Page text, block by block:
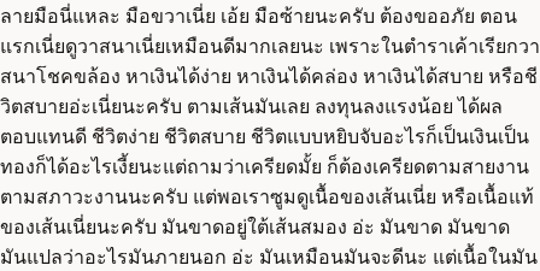
ลายมือนี่แหละ มือขวาเนี่ย เอ้ย มือซ้ายนะครับ ต้องขออภัย ตอน
แรกเนี่ยดูวาสนาเนี่ยเหมือนดีมากเลยนะ เพราะในตำราเค้าเรียกวา
สนาโชคขล้อง หาเงินได้ง่าย หาเงินได้คล่อง หาเงินได้สบาย หรือชี
วิตสบายอ่ะเนี่ยนะครับ ตามเส้นมันเลย ลงทุนลงแรงน้อย ได้ผล
ตอบแทนดี ชีวิตง่าย ชีวิตสบาย ชีวิตแบบหยิบจับอะไรก็เป็นเงินเป็น
ทองก็ได้อะไรเงี้ยนะแต่ถามว่าเครียดมั้ย ก็ต้องเครียดตามสายงาน
ตามสภาวะงานนะครับ แต่พอเราซูมดูเนื้อของเส้นเนี่ย หรือเนื้อแท้
ของเส้นเนี่ยนะครับ มันขาดอยู่ใต้เส้นสมอง อ่ะ มันขาด มันขาด
มันแปลว่าอะไรมันภายนอก อ่ะ มันเหมือนมันจะดีนะ แต่เนื้อในมัน